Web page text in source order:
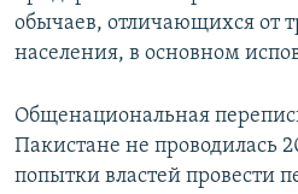
обычаев, отличающихся от
населения, в основном
Общенациональная
Пакистане не проводилась
попытки властей провести